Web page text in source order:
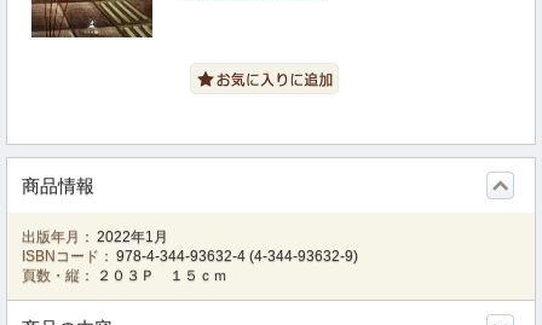
商品情報
出版年月： 2022年1月
ISBNコード： 978-4-344-93632-4 (4-344-93632-9)
頁数・縦：
２０３Ｐ １５ｃｍ